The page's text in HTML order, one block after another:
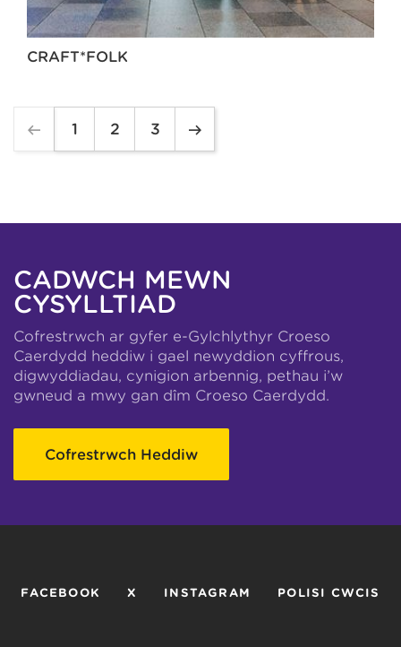
CRAFT*FOLK
1 2 3
CADWCH MEWN
CYSYLLTIAD
Cofrestrwch ar gyfer e-Gylchlythyr Croeso
Caerdydd heddiw i gael newyddion cyffrous,
digwyddiadau, cynigion arbennig, pethau i’w
gwneud a mwy gan dîm Croeso Caerdydd.
Cofrestrwch Heddiw
FACEBOOK X INSTAGRAM POLISI CWCIS